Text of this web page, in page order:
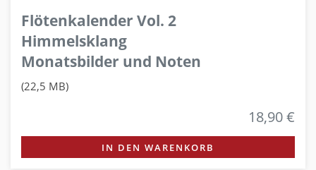
Flötenkalender Vol. 2
Himmelsklang
Monatsbilder und Noten
(22,5 MB)
18,90 €
IN DEN WARENKORB